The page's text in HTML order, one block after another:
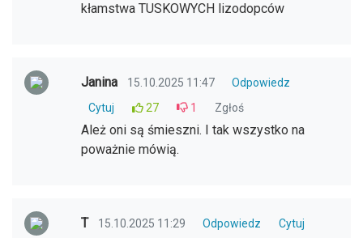
kłamstwa TUSKOWYCH lizodopców
Janina 15.10.2025 11:47
Odpowiedz
Cytuj
27 1 Zgłoś
Ależ oni są śmieszni. I tak wszystko na
poważnie mówią.
T 15.10.2025 11:29 Odpowiedz Cytuj